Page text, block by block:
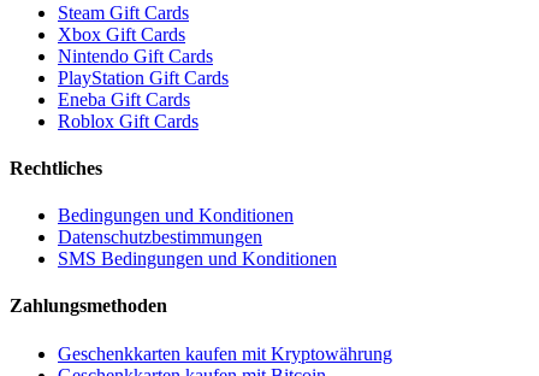
Steam Gift Cards
Xbox Gift Cards
Nintendo Gift Cards
PlayStation Gift Cards
Eneba Gift Cards
Roblox Gift Cards
Rechtliches
Bedingungen und Konditionen
Datenschutzbestimmungen
SMS Bedingungen und Konditionen
Zahlungsmethoden
Geschenkkarten kaufen mit Kryptowährung